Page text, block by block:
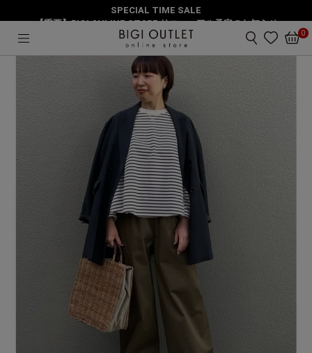
SPECIAL TIME SALE
【重要】BIGI ONLINE STORE リニューアル予定のお知らせ
0
アウター リネンダブルブレストジャケット